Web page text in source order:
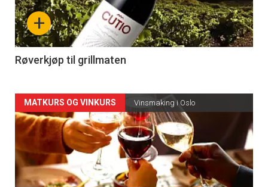
nå
-
4
+
Røverkjøp til grillmaten
Forsiden
akkurat
nå
-
MATKURS OG VINKURS Vinsmaking i Oslo